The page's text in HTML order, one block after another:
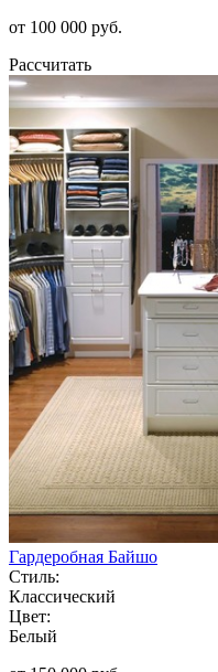
от 100 000 руб.
Рассчитать
Гардеробная Байшо
Стиль:
Классический
Цвет:
Белый